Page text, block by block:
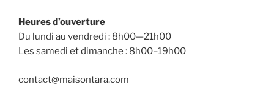
Heures d’ouverture
Du lundi au vendredi : 8h00—21h00
Les samedi et dimanche : 8h00–19h00
contact@maisontara.com